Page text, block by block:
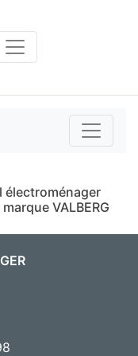
électroménager
VALBERG